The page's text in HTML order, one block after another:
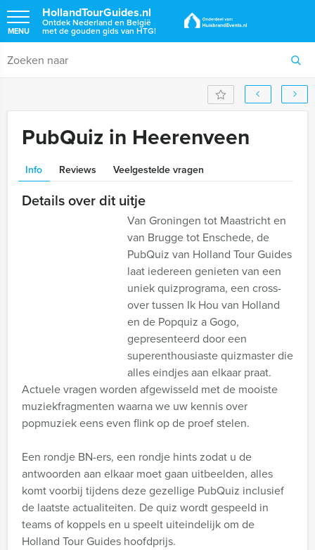
HollandTourGuides.nl
Ontdek Nederland en België
met de gouden gids van HTG!
MENU
PubQuiz in Heerenveen
Info Reviews Veelgestelde vragen
Details over dit uitje
Van Groningen tot Maastricht en
van Brugge tot Enschede, de
PubQuiz van Holland Tour Guides
laat iedereen genieten van een
uniek quizprograma, een cross-
over tussen Ik Hou van Holland
en de Popquiz a Gogo,
gepresenteerd door een
superenthousiaste quizmaster die
alles eindjes aan elkaar praat.
Actuele vragen worden afgewisseld met de mooiste
muziekfragmenten waarna we uw kennis over
popmuziek eens even flink op de proef stelen.
Een rondje BN-ers, een rondje hints zodat u de
antwoorden aan elkaar moet gaan uitbeelden, alles
komt voorbij tijdens deze gezellige PubQuiz inclusief
de laatste actualiteiten. De quiz wordt gespeeld in
teams of koppels en u speelt uiteindelijk om de
Holland Tour Guides hoofdprijs.